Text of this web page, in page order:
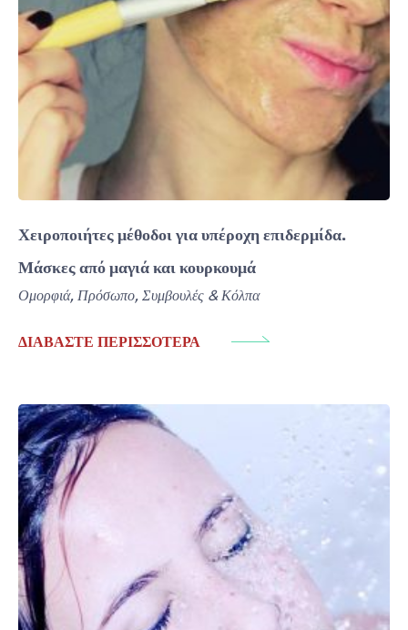
Χειροποιήτες μέθοδοι για υπέροχη επιδερμίδα.
Μάσκες από μαγιά και κουρκουμά
Ομορφιά, Πρόσωπο, Συμβουλές & Κόλπα
ΔΙΑΒΆΣΤΕ ΠΕΡΙΣΣΌΤΕΡΑ